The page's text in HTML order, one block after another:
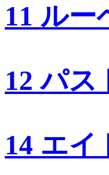
11 ルー
12 パス
14 エ